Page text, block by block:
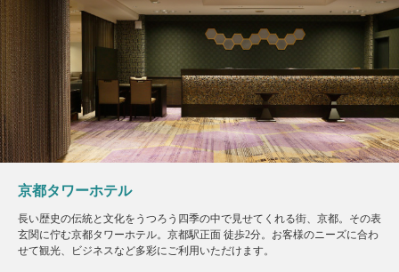
京都タワーホテル
長い歴史の伝統と文化をうつろう四季の中で見せてくれる街、京都。その表
玄関に佇む京都タワーホテル。京都駅正面 徒歩2分。お客様のニーズに合わ
せて観光、ビジネスなど多彩にご利用いただけます。